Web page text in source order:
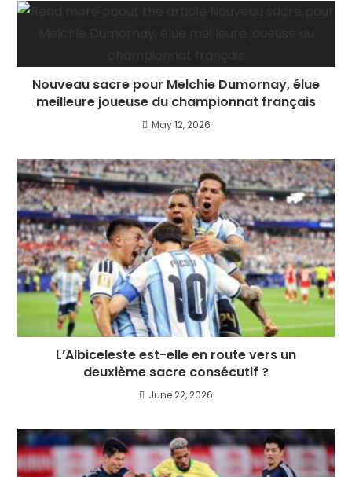
Nouveau sacre pour Melchie Dumornay, élue
meilleure joueuse du championnat français
May 12, 2026
L’Albiceleste est-elle en route vers un
deuxième sacre consécutif ?
June 22, 2026